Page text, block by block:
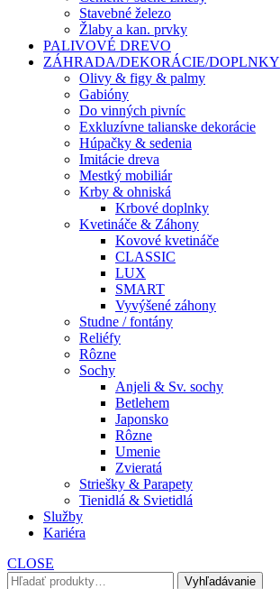
Stavebné železo
Žlaby a kan. prvky
PALIVOVÉ DREVO
ZÁHRADA/DEKORÁCIE/DOPLNKY
Olivy & figy & palmy
Gabióny
Do vinných pivníc
Exkluzívne talianske dekorácie
Húpačky & sedenia
Imitácie dreva
Mestký mobiliár
Krby & ohniská
Krbové doplnky
Kvetináče & Záhony
Kovové kvetináče
CLASSIC
LUX
SMART
Vyvýšené záhony
Studne / fontány
Reliéfy
Rôzne
Sochy
Anjeli & Sv. sochy
Betlehem
Japonsko
Rôzne
Umenie
Zvieratá
Striešky & Parapety
Tienidlá & Svietidlá
Služby
Kariéra
CLOSE
Hľadať:
Vyhľadávanie